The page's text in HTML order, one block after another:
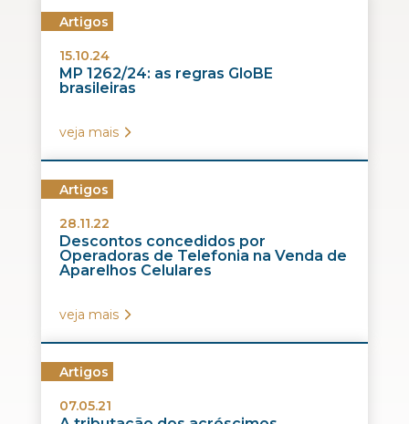
Artigos
15.10.24
MP 1262/24: as regras GloBE
brasileiras
veja mais
Artigos
28.11.22
Descontos concedidos por
Operadoras de Telefonia na Venda de
Aparelhos Celulares
veja mais
Artigos
07.05.21